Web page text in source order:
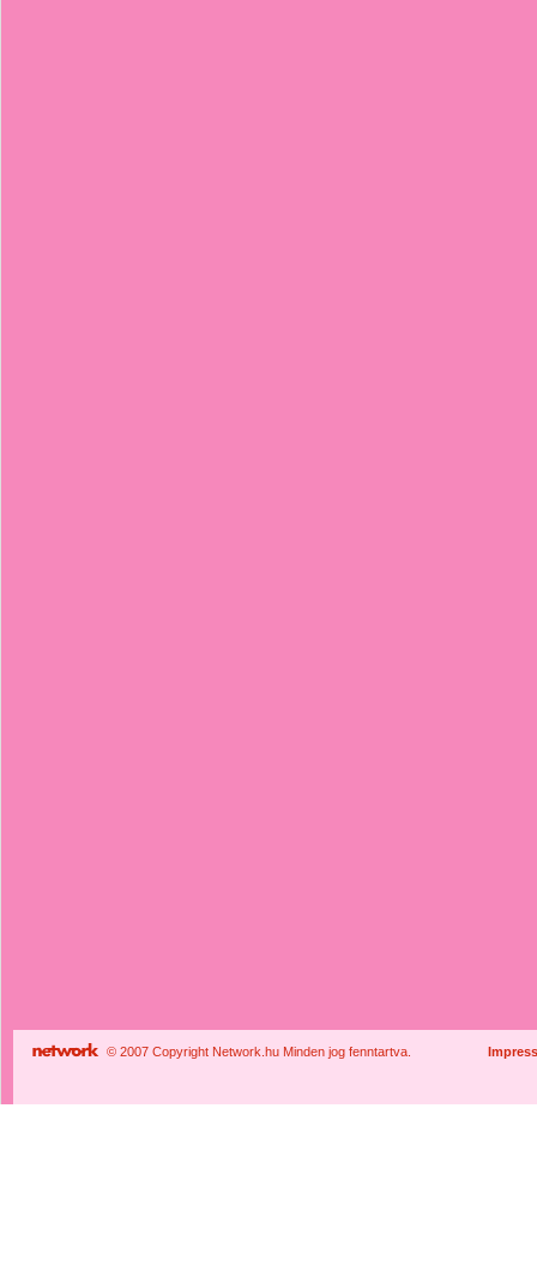
© 2007 Copyright Network.hu Minden jog fenntartva.